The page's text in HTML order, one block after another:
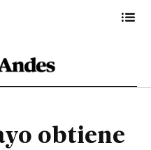
Ministerio del
2025
obtiene